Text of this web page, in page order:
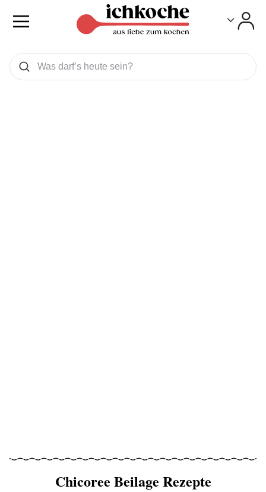
Was wollen Sie suchen
Suchen
Chicoree Beilage Rezepte